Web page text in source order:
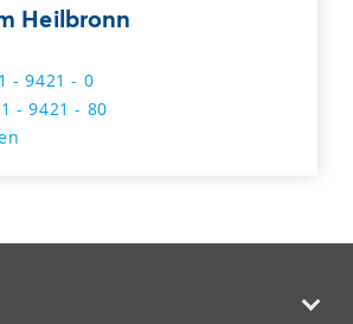
Heilbronn
- 9421 - 0
- 9421 - 80